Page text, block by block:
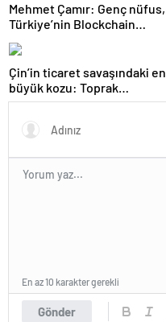
Mehmet Çamır: Genç nüfus,
Türkiye’nin Blockchain
alanındaki gücü
Çin’in ticaret savaşındaki en
büyük kozu: Toprak
elementleri
Gönder
En az 10 karakter gerekli